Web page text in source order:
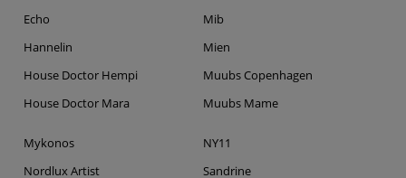
Echo
Hannelin
House Doctor Hempi
House Doctor Mara
Mib
Mien
Muubs Copenhagen
Muubs Mame
Mykonos
Nordlux Artist
NY11
Sandrine